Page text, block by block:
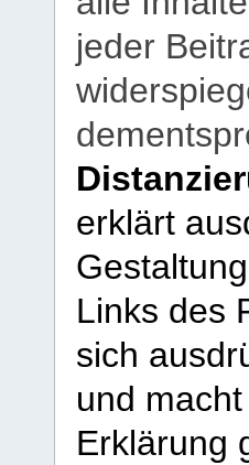
jeder
erklärt
Links des
sich
und
Erklärung